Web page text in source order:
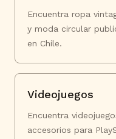
Encuentra ropa
y moda circular
en Chile.
Videojuegos
Encuentra
accesorios para